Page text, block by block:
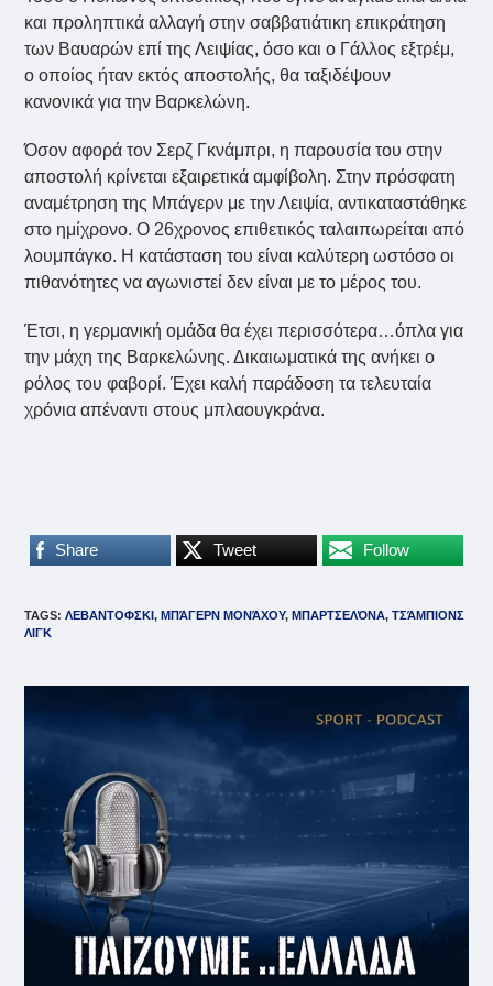
και προληπτικά αλλαγή στην σαββατιάτικη επικράτηση
των Βαυαρών επί της Λειψίας, όσο και ο Γάλλος εξτρέμ,
ο οποίος ήταν εκτός αποστολής, θα ταξιδέψουν
κανονικά για την Βαρκελώνη.
Όσον αφορά τον Σερζ Γκνάμπρι, η παρουσία του στην
αποστολή κρίνεται εξαιρετικά αμφίβολη. Στην πρόσφατη
αναμέτρηση της Μπάγερν με την Λειψία, αντικαταστάθηκε
στο ημίχρονο. Ο 26χρονος επιθετικός ταλαιπωρείται από
λουμπάγκο. Η κατάσταση του είναι καλύτερη ωστόσο οι
πιθανότητες να αγωνιστεί δεν είναι με το μέρος του.
Έτσι, η γερμανική ομάδα θα έχει περισσότερα…όπλα για
την μάχη της Βαρκελώνης. Δικαιωματικά της ανήκει ο
ρόλος του φαβορί. Έχει καλή παράδοση τα τελευταία
χρόνια απέναντι στους μπλαουγκράνα.
Share Tweet Follow
TAGS:ΛΕΒΑΝΤΟΦΣΚΙ, ΜΠΆΓΕΡΝ ΜΟΝΆΧΟΥ, ΜΠΑΡΤΣΕΛΌΝΑ, ΤΣΆΜΠΙΟΝΣ
ΛΙΓΚ